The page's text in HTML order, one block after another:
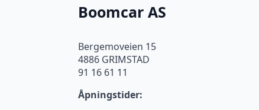
Boomcar AS
Bergemoveien 15
4886 GRIMSTAD
91 16 61 11
Åpningstider: